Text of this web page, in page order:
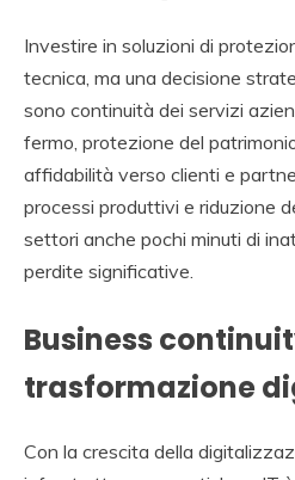
Investire in soluzioni di
tecnica, ma una decisione
sono continuità dei servizi
fermo, protezione del
affidabilità verso clienti e
processi produttivi e riduzione
settori anche pochi minuti di
perdite significative.
Business
trasformazione
Con la crescita della